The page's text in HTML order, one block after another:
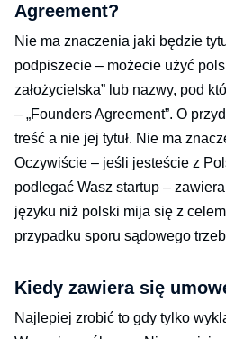
Agreement?
Nie ma znaczenia jaki będzie
podpiszecie – możecie użyć
założycielska” lub nazwy, pod
– „Founders Agreement”. O
treść a nie jej tytuł. Nie ma
Oczywiście – jeśli jesteście z
podlegać Wasz startup –
języku niż polski mija się z
przypadku sporu sądowego
Kiedy zawiera się
Najlepiej zrobić to gdy tylko